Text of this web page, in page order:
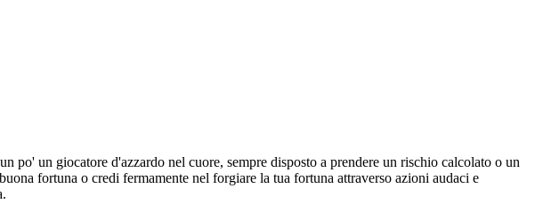
po' un giocatore d'azzardo nel cuore, sempre disposto a prendere un rischio calcolato o un
fortuna o credi fermamente nel forgiare la tua fortuna attraverso azioni audaci e